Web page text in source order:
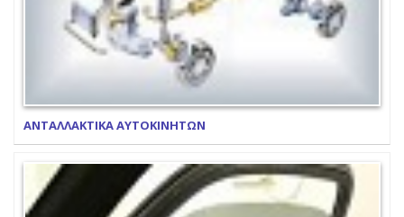
ΑΝΤΑΛΛΑΚΤΙΚΑ ΑΥΤΟΚΙΝΗΤΩΝ